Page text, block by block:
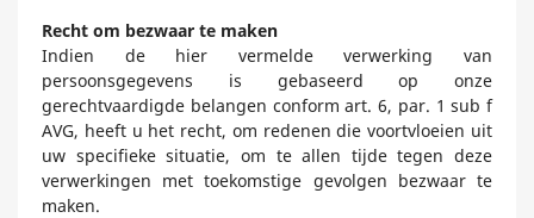
Recht om bezwaar te maken
Indien de hier vermelde verwerking van
persoonsgegevens is gebaseerd op onze
gerechtvaardigde belangen conform art. 6, par. 1 sub f
AVG, heeft u het recht, om redenen die voortvloeien uit
uw specifieke situatie, om te allen tijde tegen deze
verwerkingen met toekomstige gevolgen bezwaar te
maken.